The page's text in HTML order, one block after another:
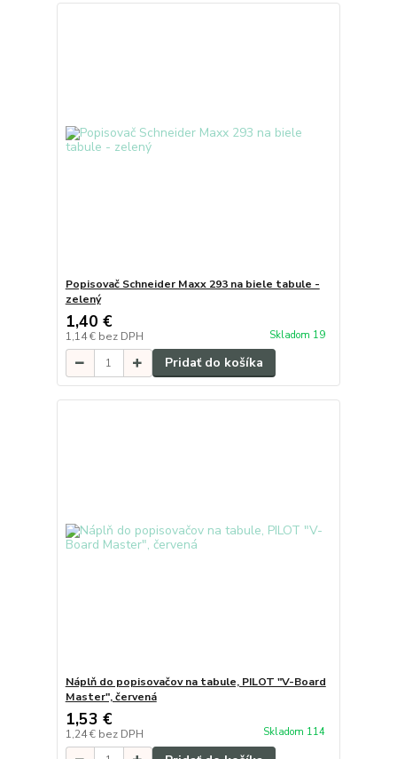
Popisovač Schneider Maxx 293 na biele tabule -
zelený
1,40 €
1,14 € bez DPH Skladom 19
Pridať do košíka
Náplň do popisovačov na tabule, PILOT "V-Board
Master", červená
1,53 €
1,24 € bez DPH Skladom 114